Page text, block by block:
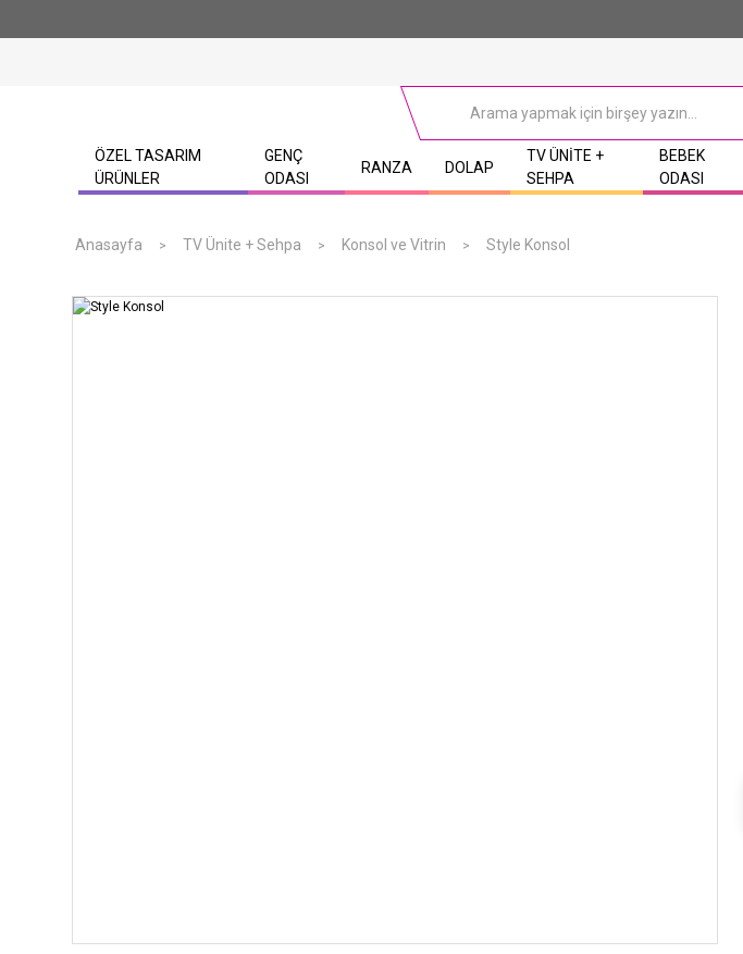
ÖZEL TASARIM
ÜRÜNLER
GENÇ
ODASI
RANZA DOLAP
TV ÜNITE +
SEHPA
BEBEK
ODASI
Anasayfa TV Ünite + Sehpa Konsol ve Vitrin Style Konsol